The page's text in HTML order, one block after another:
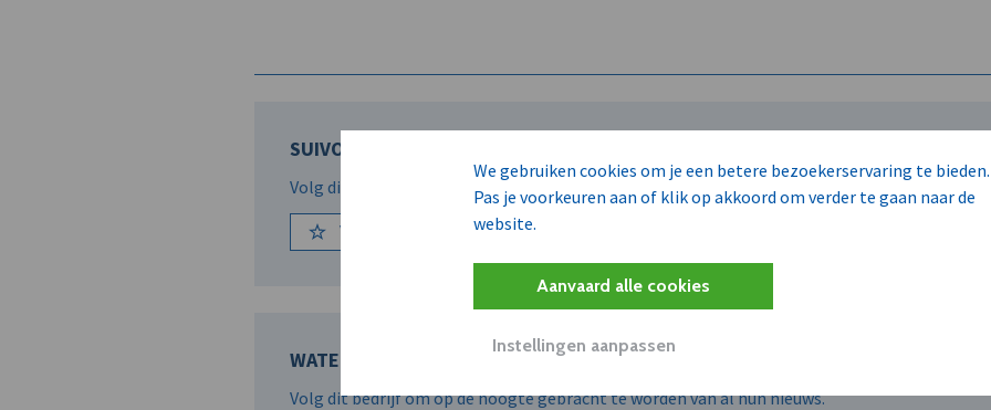
We gebruiken cookies om je een betere bezoekerservaring te bieden.
Pas je voorkeuren aan of klik op akkoord om verder te gaan naar de
website.
Aanvaard alle cookies
Instellingen aanpassen
SUIVO N.V.
Volg dit bedrijf om op de hoogte gebracht te worden van al hun nieuws.
Volg
WATER-LINK O.V.
Volg dit bedrijf om op de hoogte gebracht te worden van al hun nieuws.